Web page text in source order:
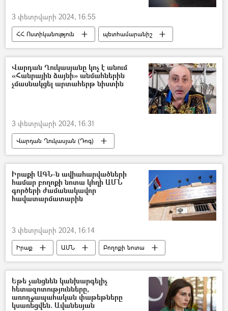
3 փետրվարի 2024, 16:55
ՀՀ Ոստիկանություն
պետհամարանիշ
աճուրդ
քվեարկություն
Վարդան Ղուկասյանը կոչ է անում
«Հանրային ձայնի» անմահներին
չմասնակցել արտահերթ նիստին
3 փետրվարի 2024, 16:31
Վարդան Ղուկասյան (Դոգ)
Երևանի ավագանի
Նիստ
Իրաքի ԱԳՆ-ն ավիահարվածների
համար բողոքի նոտա կհղի ԱՄՆ
գործերի ժամանակավոր
հավատարմատարին
3 փետրվարի 2024, 16:14
Իրաք ԱՄՆ
Բողոքի նոտա
հրթիռակոծություն
Եթե չանցնեն կանխարգելիչ
հետազոտությունները,
առողջապահական փաթեթները
կսառեցվեն. Ավանեսյան